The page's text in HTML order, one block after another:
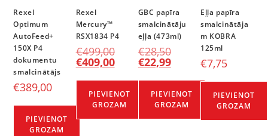
Rexel
Optimum
AutoFeed+
150X P4
dokumentu
smalcinātājs
€389,00
PIEVIENOT
GROZAM
Rexel
Mercury™
RSX1834 P4
€499,00
€409,00
PIEVIENOT
GROZAM
GBC papīra
smalcinātāju
eļļa (473ml)
€28,50
€22,99
PIEVIENOT
GROZAM
Eļļa papīra
smalcinātāja
m KOBRA
125ml
€7,75
PIEVIENOT
GROZAM